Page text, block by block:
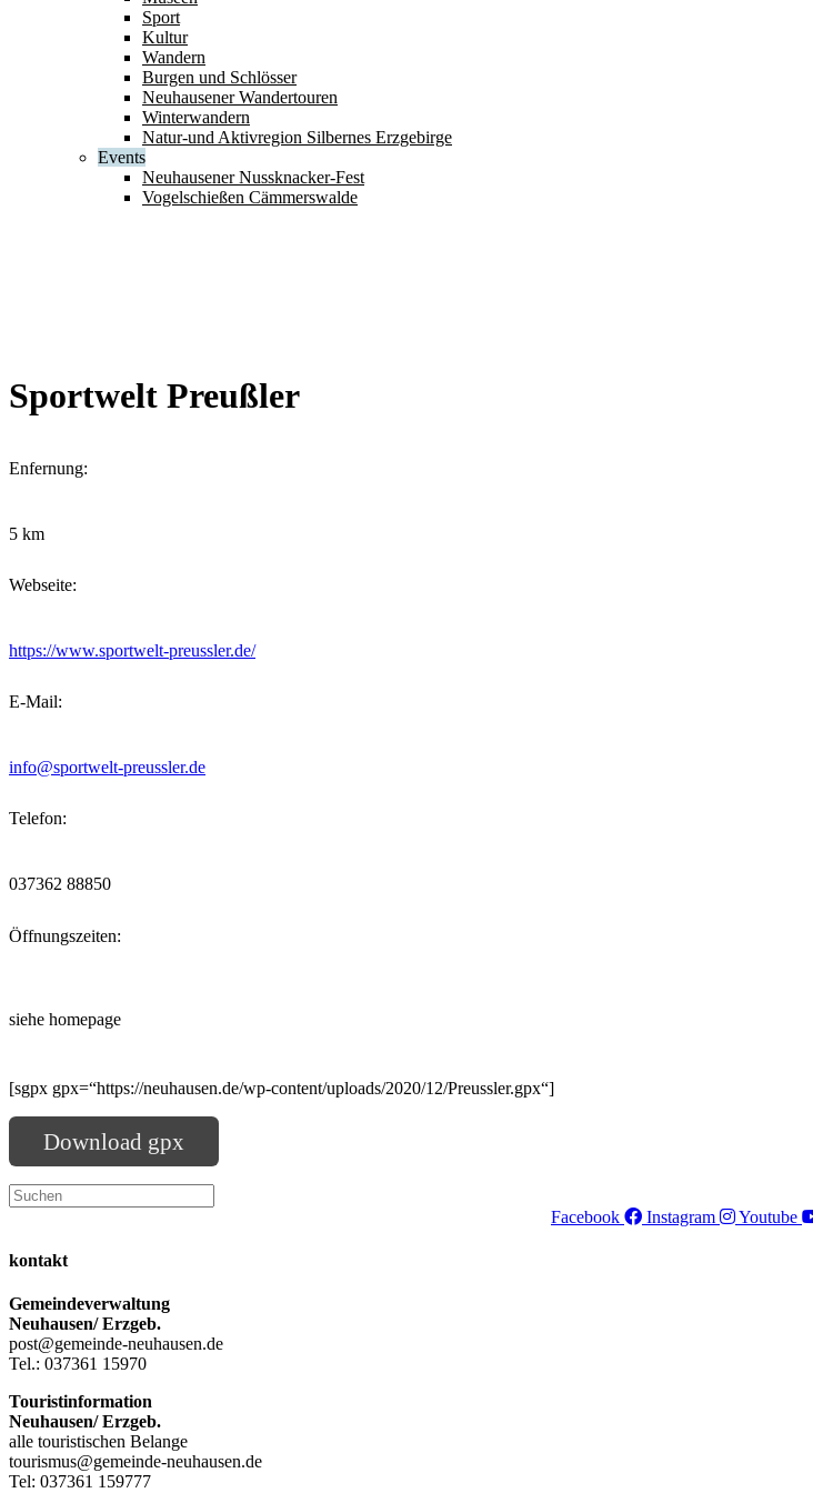
Sport
Kultur
Wandern
Burgen und Schlösser
Neuhausener Wandertouren
Winterwandern
Natur-und Aktivregion Silbernes Erzgebirge
Events
Neuhausener Nussknacker-Fest
Vogelschießen Cämmerswalde
Sportwelt Preußler
Enfernung:
5 km
Webseite:
https://www.sportwelt-preussler.de/
E-Mail:
info@sportwelt-preussler.de
Telefon:
037362 88850
Öffnungszeiten:
siehe homepage
[sgpx gpx=“https://neuhausen.de/wp-content/uploads/2020/12/Preussler.gpx“]
Download gpx
to
the
search
panel.
Facebook Instagram Youtube
kontakt
Gemeindeverwaltung
Neuhausen/ Erzgeb.
post@gemeinde-neuhausen.de
Tel.: 037361 15970
Touristinformation
Neuhausen/ Erzgeb.
alle touristischen Belange
tourismus@gemeinde-neuhausen.de
Tel: 037361 159777